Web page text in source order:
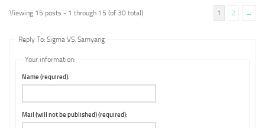
Viewing 15 posts - 1 through 15 (of 30 total) 1 2 →
Reply To: Sigma VS. Samyang
Your information:
Name (required):
Mail (will not be published) (required):